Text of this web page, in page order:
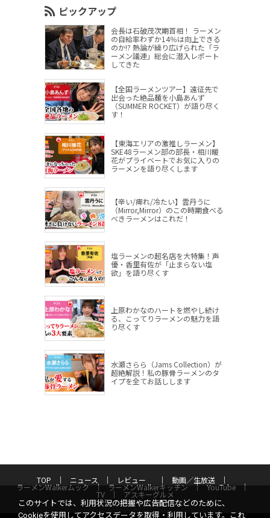
ピックアップ
会長は石破茂次期首相！ ラーメン
の自給率わずか14％は向上できる
のか!? 熱論が繰り広げられた「ラ
ーメン議連」総会に潜入レポート
してきた
【全国ラーメンツアー】遠征先で
出会った絶品麺を小島あんず
（SUMMER ROCKET）が語り尽く
す！
【東海エリアの激推しラーメン】
SKE48ラーメン部の部長・相川暖
花がプライベートでお気に入りの
ラーメンを語り尽くします
【辛い/痺れ/冷たい】雲丹うに
（Mirror,Mirror）のこの時期食べる
べきラーメンはこれだ！
塩ラーメンの超名店を大特集！声
優・香里有佐が「止まらない塩
欲」を語り尽くす
上原わかなのハートを燃やし続け
る、こってりラーメンの魅力を語
り尽くす
水瀬さらら（Jams Collection）が
超絶解説！私の豚骨ラーメンのタ
イプを全てお話しします
TOP ニュース レビュー 動画／生放送
ラーメンWalkerムック ラーメンWalkerキッチン YouTube
TV アスキーグルメ
このサイトでは、利用状況の把握や広告配信などのために、
Cookieを使用してアクセスデータを取得・利用しています。これ